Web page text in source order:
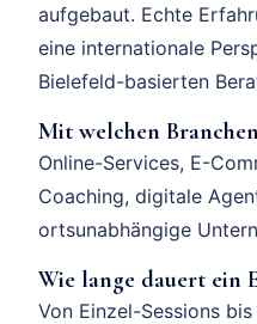
aufgebaut. Echte
eine internationale
Bielefeld-basierten
Mit welchen
Online-Services, E-
Coaching, digitale
ortsunabhängige
Wie lange dauert ein
Von Einzel-Sessions